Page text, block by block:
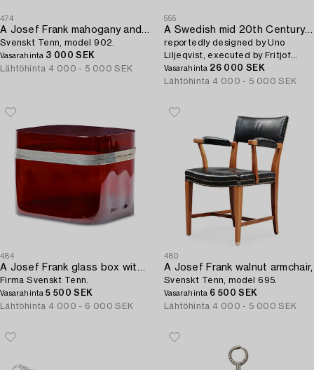
474
A Josef Frank mahogany and black leather stool,
Svenskt Tenn, model 902.
Vasarahinta 3 000 SEK
Lähtöhinta 4 000 - 5 000 SEK
555
A Swedish mid 20th Century serving trolley,
reportedly designed by Uno
Liljeqvist, executed by Fritjof
Nilsson.
Vasarahinta 26 000 SEK
Lähtöhinta 4 000 - 5 000 SEK
484
A Josef Frank glass box with pewter fittings,
Firma Svenskt Tenn.
Vasarahinta5 500 SEK
Lähtöhinta 4 000 - 6 000 SEK
480
A Josef Frank walnut armchair,
Svenskt Tenn, model 695.
Vasarahinta 6 500 SEK
Lähtöhinta 4 000 - 5 000 SEK